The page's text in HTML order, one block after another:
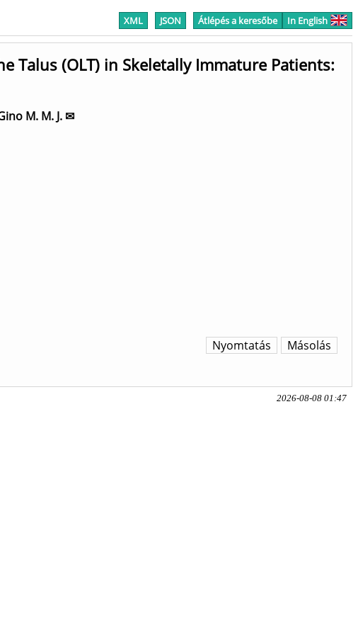
XML JSON Átlépés a keresőbe In English
Talus (OLT) in Skeletally Immature Patients:
M. M. J. ✉
Másolás
Nyomtatás
2026-08-08 01:47